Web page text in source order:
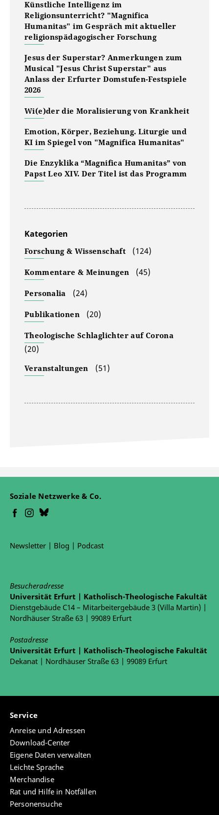
Künstliche Intelligenz im
Religionsunterricht? "Magnifica
Humanitas" im Gespräch mit aktueller
religionspädagogischer Forschung
Jesus der Superstar? Anmerkungen zum
Musical "Jesus Christ Superstar" aus
Anlass der Erfurter Domstufen-Festspiele
2026
Wi(e)der die Moralisierung von Krankheit
Emotion, Körper, Beziehung. Liturgie und
KI im Spiegel von "Magnifica Humanitas"
Die Enzyklika “Magnifica Humanitas” von
Papst Leo XIV. Der Titel ist das Programm
Kategorien
Forschung & Wissenschaft (124)
Kommentare & Meinungen (45)
Personalia (24)
Publikationen (20)
Theologische Schlaglichter auf Corona
(20)
Veranstaltungen (51)
Soziale Netzwerke & Co.
Newsletter | Blog | Podcast
Besucheradresse
Universität Erfurt | Katholisch-Theologische Fakultät
Dienstgebäude C14 – Mitarbeitergebäude 3 (Villa Martin) |
Nordhäuser Straße 63 | 99089 Erfurt
Postadresse
Universität Erfurt | Katholisch-Theologische Fakultät
Dekanat | Nordhäuser Straße 63 | 99089 Erfurt
Service
Anreise und Adressen
Download-Center
Eigene Daten verwalten
Leichte Sprache
Merchandise
Rat und Hilfe in Notfällen
Personensuche